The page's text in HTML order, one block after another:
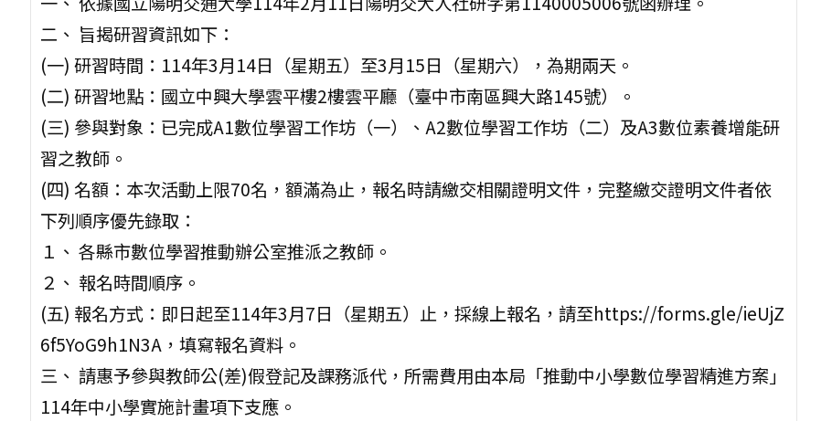
二、 旨揭研習資訊如下：
(一) 研習時間：114年3月14日（星期五）至3月15日（星期六），為期兩天。
(二) 研習地點：國立中興大學雲平樓2樓雲平廳（臺中市南區興大路145號）。
(三) 參與對象：已完成A1數位學習工作坊（一）、A2數位學習工作坊（二）及A3數位素養增能研
習之教師。
(四) 名額：本次活動上限70名，額滿為止，報名時請繳交相關證明文件，完整繳交證明文件者依
下列順序優先錄取：
１、 各縣市數位學習推動辦公室推派之教師。
２、 報名時間順序。
(五) 報名方式：即日起至114年3月7日（星期五）止，採線上報名，請至https://forms.gle/ieUjZ
6f5YoG9h1N3A，填寫報名資料。
三、 請惠予參與教師公(差)假登記及課務派代，所需費用由本局「推動中小學數位學習精進方案」
114年中小學實施計畫項下支應。